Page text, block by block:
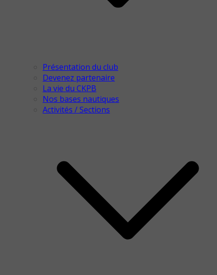
Présentation du club
Devenez partenaire
La vie du CKPB
Nos bases nautiques
Activités / Sections